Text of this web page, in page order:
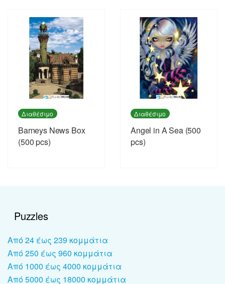
Διαθέσιμο
Barneys News Box
(500 pcs)
Διαθέσιμο
Angel in A Sea (500
pcs)
Puzzles
Από 24 έως 239 κομμάτια
Από 250 έως 960 κομμάτια
Από 1000 έως 4000 κομμάτια
Από 5000 έως 18000 κομμάτια